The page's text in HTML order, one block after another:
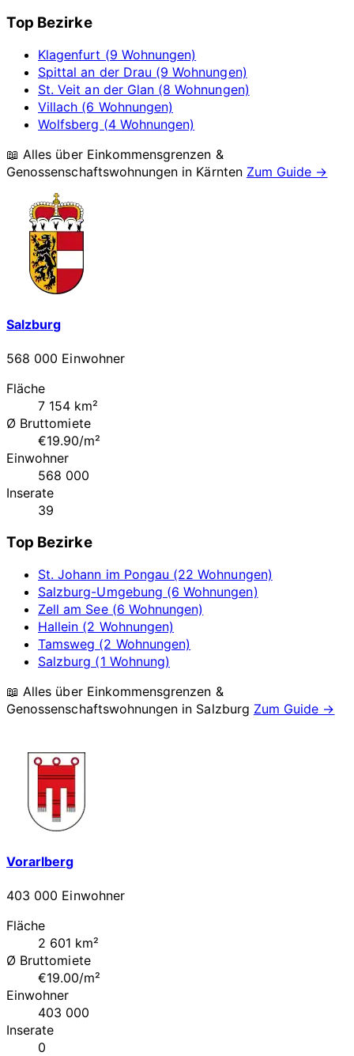
Top Bezirke
Klagenfurt (9 Wohnungen)
Spittal an der Drau (9 Wohnungen)
St. Veit an der Glan (8 Wohnungen)
Villach (6 Wohnungen)
Wolfsberg (4 Wohnungen)
📖 Alles über Einkommensgrenzen &
Genossenschaftswohnungen in Kärnten Zum Guide →
Salzburg
568 000 Einwohner
Fläche
7 154 km²
Ø Bruttomiete
€19.90/m²
Einwohner
568 000
Inserate
39
Top Bezirke
St. Johann im Pongau (22 Wohnungen)
Salzburg-Umgebung (6 Wohnungen)
Zell am See (6 Wohnungen)
Hallein (2 Wohnungen)
Tamsweg (2 Wohnungen)
Salzburg (1 Wohnung)
📖 Alles über Einkommensgrenzen &
Genossenschaftswohnungen in Salzburg Zum Guide →
Vorarlberg
403 000 Einwohner
Fläche
2 601 km²
Ø Bruttomiete
€19.00/m²
Einwohner
403 000
Inserate
0